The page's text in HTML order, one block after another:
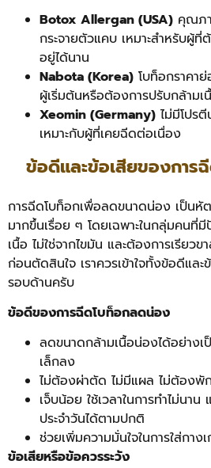
Botox Allergan (USA) คุณภ
กระจายตัวแคบ เหมาะสำหรับผู้
อยู่ได้นาน
Nabota (Korea) โบท็อกราคาย่
ผู้เริ่มต้นหรือต้องการปรับกล้ามเ
Xeomin (Germany) ไม่มีโปร
เหมาะกับผู้ที่เคยฉีดต่อเนื่อง
ข้อดีและข้อเสียของการ
การฉีดโบท็อกเพื่อลดขนาดน่อง เป็นหั
มากขึ้นเรื่อย ๆ โดยเฉพาะในกลุ่มคน
เนื้อ ไม่ใช่จากไขมัน และต้องการเรียว
ก่อนตัดสินใจ เราควรเข้าใจทั้งข้อดีแล
รอบด้านครับ
ข้อดีของการฉีดโบท็อกลดน่อง
ลดขนาดกล้ามเนื้อน่องได้อย่างเ
เล็กลง
ไม่ต้องผ่าตัด ไม่มีแผล ไม่ต้องพั
เจ็บน้อย ใช้เวลาในการทำไม่นาน
ประจำวันได้ตามปกติ
ช่วยเพิ่มความมั่นใจในการใส่กาง
ข้อเสียหรือข้อควรระวัง